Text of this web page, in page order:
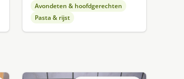
Avondeten & hoofdgerechten
Pasta & rijst